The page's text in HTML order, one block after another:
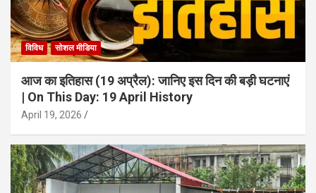
विविध सोशल मीडिया
आज का इतिहास (19 अप्रैल): जानिए इस दिन की बड़ी घटनाएं
| On This Day: 19 April History
April 19, 2026